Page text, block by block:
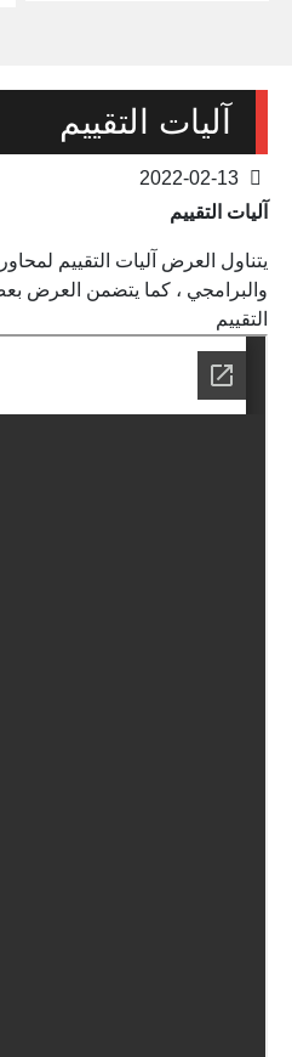
آليات التقييم
آليات التقييم
يتناول العرض آليات التقييم
والبرامجي ، كما يتضمن العرض
التقييم